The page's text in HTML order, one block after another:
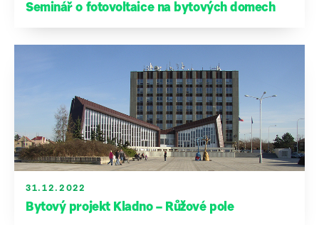
Seminář o fotovoltaice na bytových domech
31.12.2022
Bytový projekt Kladno – Růžové pole